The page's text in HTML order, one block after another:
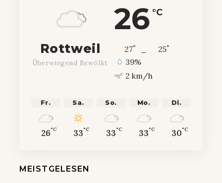
26 °C
Rottweil
Überwiegend Bewölkt
27° 25°
39%
2 km/h
Fr.
26°C
Sa.
33°C
So.
33°C
Mo.
33°C
Di.
30°C
MEISTGELESEN